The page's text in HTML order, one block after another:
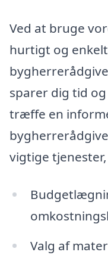
Ved at bruge
hurtigt og
sparer dig tid
træffe en
vigtige
Valg af